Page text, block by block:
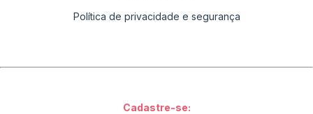
Política de privacidade e segurança
Cadastre-se: